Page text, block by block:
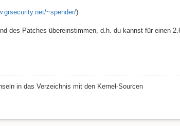
~spender/)
des Patches übereinstimmen, d.h. du kannst für einen
in das Verzeichnis mit den Kernel-Sourcen